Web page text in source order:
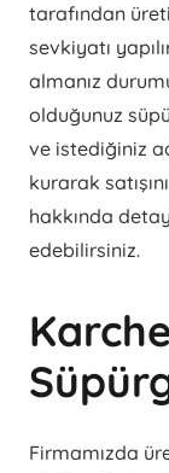
tarafından
sevkiyatı
almanız
olduğunuz
ve istediğiniz
kurarak
hakkında
edebilirsiniz.
Firmamızda